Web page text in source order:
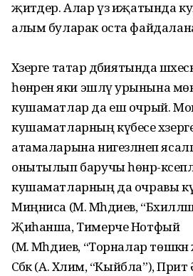
җитәдер. Алар үз иҗатында
алым буларак оста
Хәзерге татар әдәбиятында
һөнәренә яки эшләү урынына
кушаматлар да еш очрый.
кушаматларның күбесе
атамаларына нигезләнеп
онытылып баручы һөнәр-
кушаматларның да очравы
Миңниса (М. Мәһдиев,
Җиһанша, Тимерче Нотфый
(М. Мәһдиев, “Торналар
Сәбәк (А. Хәлим, “Кыйбла”),